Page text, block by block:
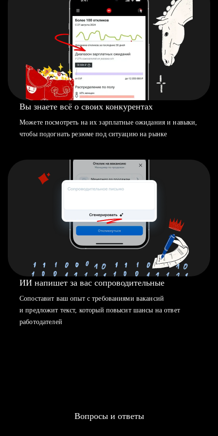
Вы знаете всё о своих конкурентах
Можете посмотреть на их зарплатные ожидания и навыки,
чтобы подогнать резюме под ситуацию на рынке
ИИ напишет за вас сопроводительные
Сопоставит ваш опыт с требованиями вакансий
и предложит текст, который повысит шансы на ответ
работодателей
Вопросы и ответы